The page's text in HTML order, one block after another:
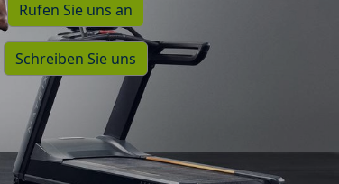
Rufen Sie uns an
Schreiben Sie uns